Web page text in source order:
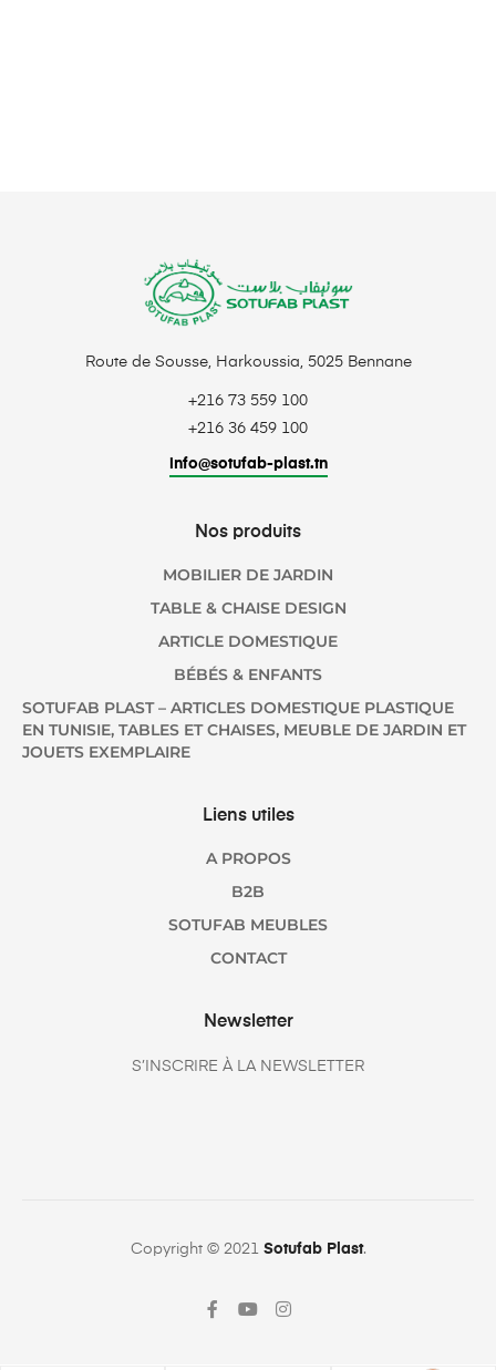
Route de Sousse, Harkoussia, 5025 Bennane
+216 73 559 100
+216 36 459 100
info@sotufab-plast.tn
Nos produits
MOBILIER DE JARDIN
TABLE & CHAISE DESIGN
ARTICLE DOMESTIQUE
BÉBÉS & ENFANTS
SOTUFAB PLAST – ARTICLES DOMESTIQUE PLASTIQUE
EN TUNISIE, TABLES ET CHAISES, MEUBLE DE JARDIN ET
JOUETS EXEMPLAIRE
Liens utiles
A PROPOS
B2B
SOTUFAB MEUBLES
CONTACT
Newsletter
S’INSCRIRE À LA NEWSLETTER
Copyright © 2021 Sotufab Plast.